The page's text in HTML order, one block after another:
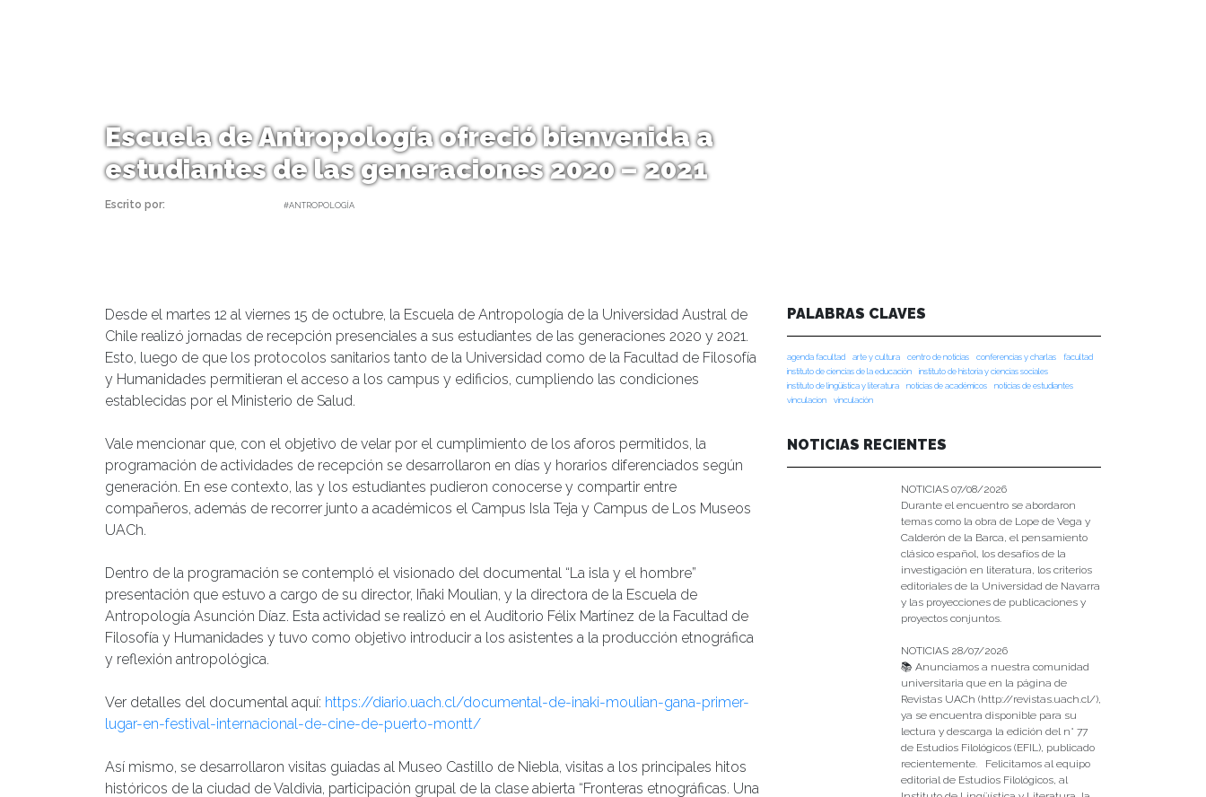
Escuela de Antropología ofreció bienvenida a
estudiantes de las generaciones 2020 – 2021
Escrito por: #ANTROPOLOGÍA
Desde el martes 12 al viernes 15 de octubre, la Escuela de Antropología de la Universidad Austral de
Chile realizó jornadas de recepción presenciales a sus estudiantes de las generaciones 2020 y 2021.
Esto, luego de que los protocolos sanitarios tanto de la Universidad como de la Facultad de Filosofía
y Humanidades permitieran el acceso a los campus y edificios, cumpliendo las condiciones
establecidas por el Ministerio de Salud.
Vale mencionar que, con el objetivo de velar por el cumplimiento de los aforos permitidos, la
programación de actividades de recepción se desarrollaron en días y horarios diferenciados según
generación. En ese contexto, las y los estudiantes pudieron conocerse y compartir entre
compañeros, además de recorrer junto a académicos el Campus Isla Teja y Campus de Los Museos
UACh.
Dentro de la programación se contempló el visionado del documental “La isla y el hombre”
presentación que estuvo a cargo de su director, Iñaki Moulian, y la directora de la Escuela de
Antropología Asunción Díaz. Esta actividad se realizó en el Auditorio Félix Martínez de la Facultad de
Filosofía y Humanidades y tuvo como objetivo introducir a los asistentes a la producción etnográfica
y reflexión antropológica.
Ver detalles del documental aquí: https://diario.uach.cl/documental-de-inaki-moulian-gana-primer-
lugar-en-festival-internacional-de-cine-de-puerto-montt/
Así mismo, se desarrollaron visitas guiadas al Museo Castillo de Niebla, visitas a los principales hitos
históricos de la ciudad de Valdivia, participación grupal de la clase abierta “Fronteras etnográficas. Una
PALABRAS CLAVES
agenda facultad arte y cultura centro de noticias conferencias y charlas
facultad
instituto de ciencias de la educación
instituto de historia y ciencias sociales
instituto de lingüística y literatura
noticias de académicos
noticias de estudiantes
vinculacion
vinculación
NOTICIAS RECIENTES
NOTICIAS 07/08/2026
Durante el encuentro se abordaron
temas como la obra de Lope de Vega y
Calderón de la Barca, el pensamiento
clásico español, los desafíos de la
investigación en literatura, los criterios
editoriales de la Universidad de Navarra
y las proyecciones de publicaciones y
proyectos conjuntos.
NOTICIAS 28/07/2026
📚 Anunciamos a nuestra comunidad
universitaria que en la página de
Revistas UACh (http://revistas.uach.cl/),
ya se encuentra disponible para su
lectura y descarga la edición del n° 77
de Estudios Filológicos (EFIL), publicado
recientemente. Felicitamos al equipo
editorial de Estudios Filológicos, al